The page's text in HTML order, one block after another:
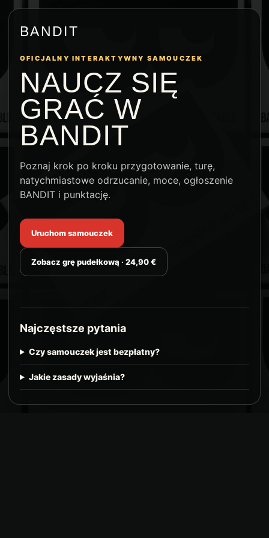
BANDIT
OFICJALNY INTERAKTYWNY SAMOUCZEK
NAUCZ SIĘ
GRAĆ W
BANDIT
Poznaj krok po kroku przygotowanie, turę,
natychmiastowe odrzucanie, moce, ogłoszenie
BANDIT i punktację.
Uruchom samouczek
Zobacz grę pudełkową · 24,90 €
Najczęstsze pytania
Czy samouczek jest bezpłatny?
Jakie zasady wyjaśnia?